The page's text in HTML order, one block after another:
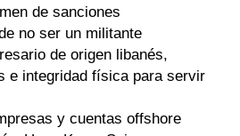
de sanciones
no ser un militante
de origen libanés,
e integridad física para servir
y cuentas offshore